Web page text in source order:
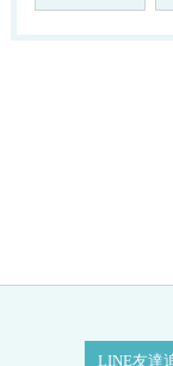
LINE友達